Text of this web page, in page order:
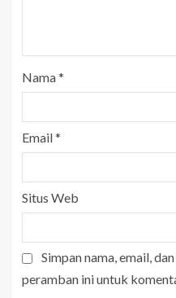
Nama*
Email*
Situs Web
Simpan nama, email,
peramban ini untuk